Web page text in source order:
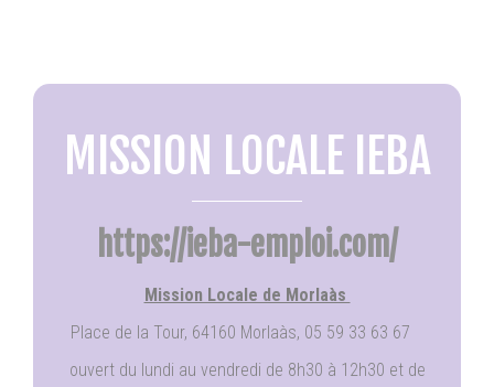
MISSION LOCALE IEBA
https://ieba-emploi.com/
Mission Locale de Morlaàs
Place de la Tour, 64160 Morlaàs, 05 59 33 63 67
ouvert du lundi au vendredi de 8h30 à 12h30 et de